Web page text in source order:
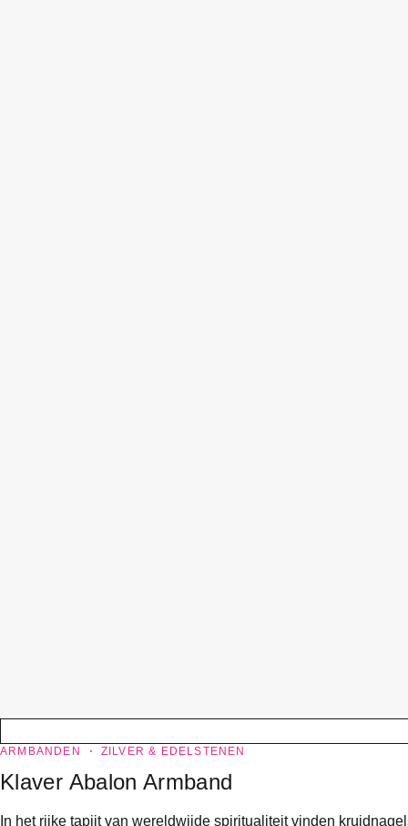
ARMBANDEN ZILVER & EDELSTENEN
Klaver Abalon Armband
In het rijke tapijt van wereldwijde spiritualiteit vinden